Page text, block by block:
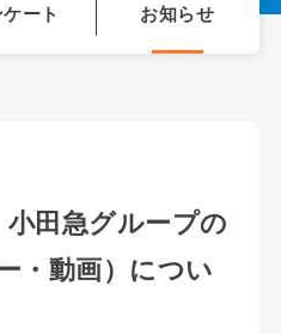
ート お知らせ
小田急グループの
・動画）につい